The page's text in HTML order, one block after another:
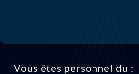
Vous êtes personnel du :